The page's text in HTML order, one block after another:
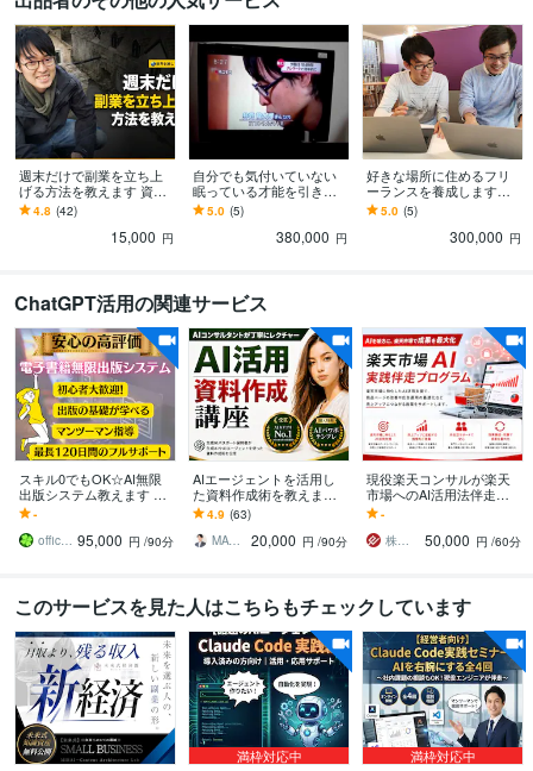
住まい・美容・生活相談 上級フリーランス養成コーチ 每日の自由時間が4
時間増える時短術
フリーランス 効率化 ライフスタイル 移住 地方 海外 時間管理
学歴
早稲田大学 2013年3月 ~ 2018年8月
語学力
英語 ビジネスレベル
週末だけで副業を立ち上
げる方法を教えます 資金
0、知識0、人脈0でも好き
なことをビジネスにする
4.8 (42)
15,000 円
自分でも気付いていない
眠っている才能を引き出
します 人生の開花プログ
ラム〜人生を最高のもの
にするための究極奥義〜
5.0 (5)
380,000 円
好きな場所に住めるフリ
ーランスを養成します
【オンライン版フリーラ
ンス養成合宿】新しい人
5.0 (5)
300,000 円
ChatGPT活用の関連サービス
スキル0でもOK☆AI無限
出版システム教えます 初
心者大歓迎！ビデオチャ
ットでフルサポートしま
す
-
office clover 95,000 円 /90分
AIエージェントを活用し
た資料作成術を教えます
AI×資料作成を基礎からレ
クチャー！社内研修に
も！
4.9 (63)
MATSURYU｜まつりゅう
20,000 円 /90分
現役楽天コンサルが楽天
市場へのAI活用法伴走し
ます /chatGPT/楽天AI/AI
で楽天効率化/AIで売上改
善
-
株式会社ecの便利屋
50,000 円 /60分
このサービスを見た人はこちらもチェックしています
満枠対応中
満枠対応中